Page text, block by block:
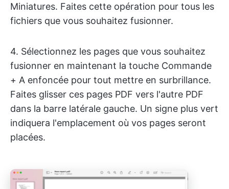
Miniatures. Faites cette opération pour tous les
fichiers que vous souhaitez fusionner.
4. Sélectionnez les pages que vous souhaitez
fusionner en maintenant la touche Commande
+ A enfoncée pour tout mettre en surbrillance.
Faites glisser ces pages PDF vers l'autre PDF
dans la barre latérale gauche. Un signe plus vert
indiquera l'emplacement où vos pages seront
placées.